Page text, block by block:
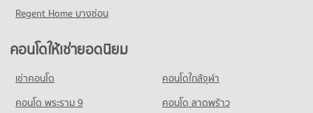
คอนโดให้เช่า ม.กรุงเทพ กล้วยน้ำไท
มีคอนโดให้เช่า 51,645 ประกาศ
ขายคอนโด ม.กรุงเทพ กล้วยน้ำไท
มีคอนโดขาย 18,768 ประกาศ
คอนโด รร.นานาชาติเบิร์คลีย์
คอนโด บิ๊กซี บางนา
คอนโดให้เช่า บิ๊กซี บางนา
มีคอนโดให้เช่า 13,849 ประกาศ
มีคอนโดขาย 5,254 ประกาศ
ขายคอนโด ซอยอ่อนนุช (สุขุมวิท 77)
มีคอนโดขาย 2,343 ประกาศ
คอนโด สุขุมวิท 93
คอนโดให้เช่า สุขุมวิท 93
มีคอนโดให้เช่า 873 ประกาศ
Regent Home บางซ่อน
คอนโดให้เช่ายอดนิยม
เช่าคอนโด
คอนโดใกล้จุฬา
คอนโด พระราม 9
คอนโด ลาดพร้าว